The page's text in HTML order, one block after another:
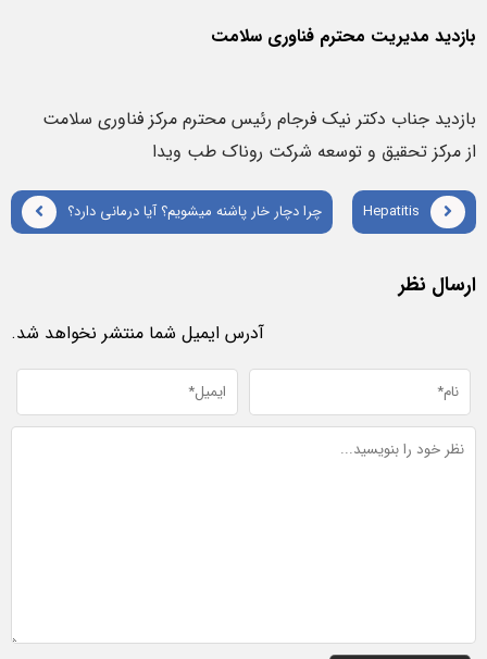
بازدید مدیریت محترم فناوری سلامت
بازدید جناب دکتر نیک فرجام رئیس محترم مرکز فناوری سلامت
از مرکز تحقیق و توسعه شرکت روناک طب ویدا
Hepatitis چرا دچار خار پاشنه میشویم؟ آیا درمانی دارد؟
ارسال نظر
آدرس ایمیل شما منتشر نخواهد شد.